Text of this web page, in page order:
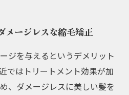
メージレスな縮毛矯正
ジを与えるというデメリット
ではトリートメント効果が加
、ダメージレスに美しい髪を